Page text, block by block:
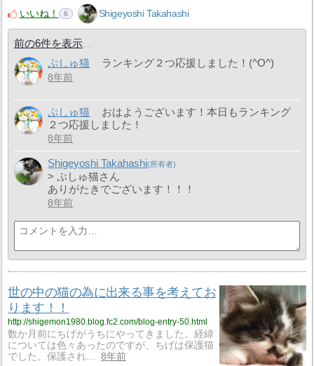
いいね！
6 Shigeyoshi Takahashi
前の6件を表示
ぷしゅ猫
ランキング２つ応援しました！(^O^)
8年前
ぷしゅ猫
おはようございます！本日もランキング
２つ応援しました！
8年前
Shigeyoshi Takahashi
> ぷしゅ猫さん
ありがたきでございます！！！
8年前
世の中の猫の為に出来る事を考えてお
ります！！
http://shigemon1980.blog.fc2.com/blog-entry-50.html
数か月前にちげがうちにやってきました。経緯
については色々あったのですが、ちげは保護猫
でした。保護され…
8年前